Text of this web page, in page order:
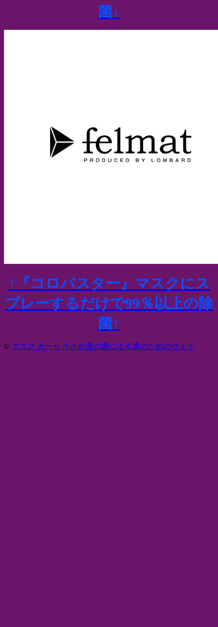
菌↓
↑『コロバスター』マスクにス
プレーするだけで99％以上の除
菌↑
© マスク ガーゼ 小さめ通の通による通のためのサイト